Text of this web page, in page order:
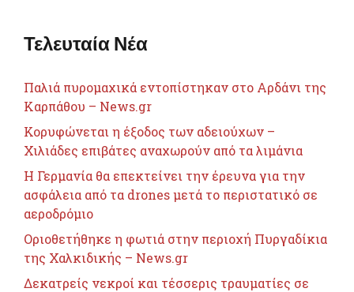
Τελευταία Νέα
Παλιά πυρομαχικά εντοπίστηκαν στο Αρδάνι της
Καρπάθου – News.gr
Κορυφώνεται η έξοδος των αδειούχων –
Χιλιάδες επιβάτες αναχωρούν από τα λιμάνια
Η Γερμανία θα επεκτείνει την έρευνα για την
ασφάλεια από τα drones μετά το περιστατικό σε
αεροδρόμιο
Οριοθετήθηκε η φωτιά στην περιοχή Πυργαδίκια
της Χαλκιδικής – News.gr
Δεκατρείς νεκροί και τέσσερις τραυματίες σε